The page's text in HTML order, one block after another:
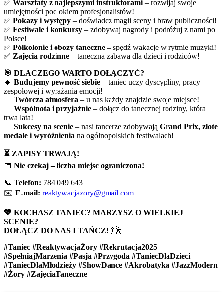
✅ Warsztaty z najlepszymi instruktorami – rozwijaj swoje
umiejętności pod okiem profesjonalistów!
✅ Pokazy i występy – doświadcz magii sceny i braw publiczności!
✅ Festiwale i konkursy – zdobywaj nagrody i podróżuj z nami po
Polsce!
✅ Półkolonie i obozy taneczne – spędź wakacje w rytmie muzyki!
✅ Zajęcia rodzinne – taneczna zabawa dla dzieci i rodziców!
🎯 DLACZEGO WARTO DOŁĄCZYĆ?
🔹 Budujemy pewność siebie – taniec uczy dyscypliny, pracy
zespołowej i wyrażania emocji!
🔹 Twórcza atmosfera – u nas każdy znajdzie swoje miejsce!
🔹 Wspólnota i przyjaźnie – dołącz do tanecznej rodziny, która
trwa lata!
🔹 Sukcesy na scenie – nasi tancerze zdobywają Grand Prix, złote
medale i wyróżnienia na ogólnopolskich festiwalach!
⏳ ZAPISY TRWAJĄ!
📅 Nie czekaj – liczba miejsc ograniczona!
📞 Telefon: 784 049 643
✉️ E-mail: reaktywacjazory@gmail.com
💖 KOCHASZ TANIEC? MARZYSZ O WIELKIEJ
SCENIE?
DOŁĄCZ DO NAS I TAŃCZ! 💃🕺
#Taniec #ReaktywacjaŻory #Rekrutacja2025
#SpełniajMarzenia #Pasja #Przygoda #TaniecDlaDzieci
#TaniecDlaMłodzieży #ShowDance #Akrobatyka #JazzModern
#Żory #ZajęciaTaneczne